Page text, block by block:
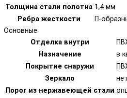
Толщина стали полотна 1,4 мм
Ребра жесткости
П-
Основные
Отделка внутри
Назначение
в
Покрытие снаружи
Зеркало
нет
Порог из нержавеющей стали